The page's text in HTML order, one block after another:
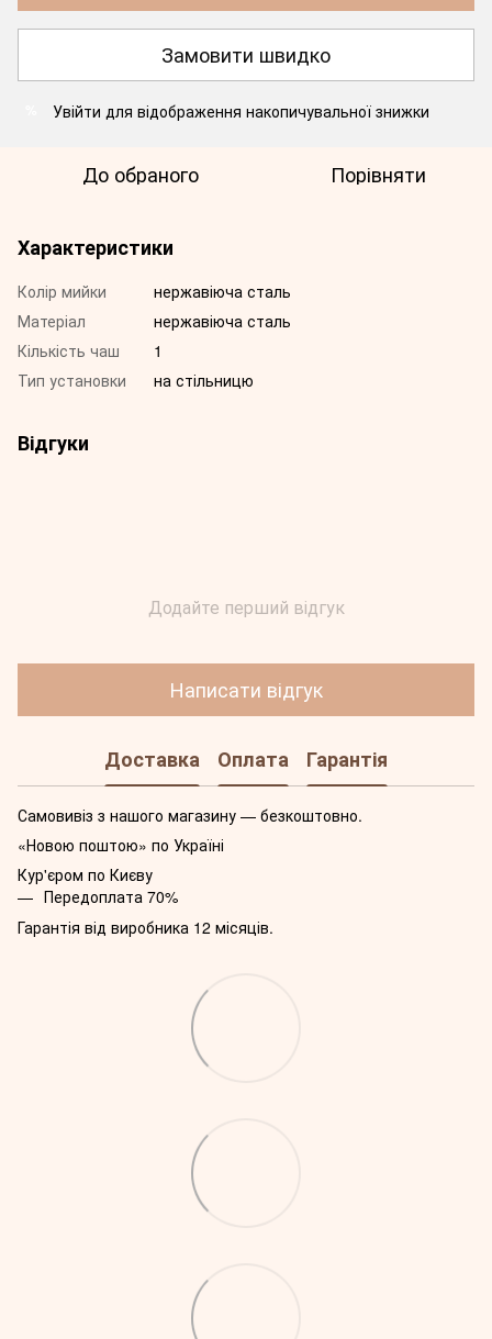
Замовити швидко
Увійти для відображення накопичувальної знижки
До обраного Порівняти
Характеристики
Колір мийки
нержавіюча сталь
Матеріал
нержавіюча сталь
Кількість чаш
1
Тип установки
на стільницю
Відгуки
Додайте перший відгук
Написати відгук
Доставка Оплата Гарантія
Самовивіз з нашого магазину — безкоштовно.
«Новою поштою» по Україні
Кур'єром по Києву
Передоплата 70%
Гарантія від виробника 12 місяців.